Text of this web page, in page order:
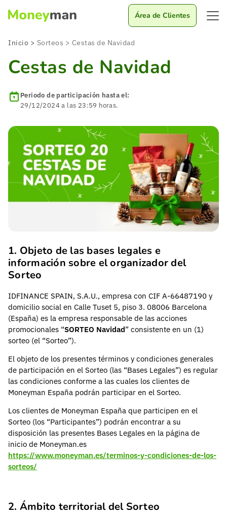
Área de Clientes
Inicio > Sorteos > Cestas de Navidad
Cestas de Navidad
Periodo de participación hasta el:
29/12/2024a las 23:59 horas.
1. Objeto de las bases legales e
información sobre el organizador del
Sorteo
IDFINANCE SPAIN, S.A.U., empresa con CIF A-66487190 y
domicilio social en Calle Tuset 5, piso 3. 08006 Barcelona
(España) es la empresa responsable de las acciones
promocionales “SORTEO Navidad” consistente en un (1)
sorteo (el “Sorteo”).
El objeto de los presentes términos y condiciones generales
de participación en el Sorteo (las “Bases Legales”) es regular
las condiciones conforme a las cuales los clientes de
Moneyman España podrán participar en el Sorteo.
Los clientes de Moneyman España que participen en el
Sorteo (los “Participantes”) podrán encontrar a su
disposición las presentes Bases Legales en la página de
inicio de Moneyman.es
https://www.moneyman.es/terminos-y-condiciones-de-los-
sorteos/
2. Ámbito territorial del Sorteo